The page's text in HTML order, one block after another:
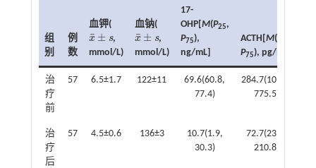
组
别
例
数
血钾(
x
¯ ± s
x¯ ±s
,
mmol/L)
血钠(
x
¯ ± s
x¯ ±s
,
mmol/L)
17-
OHP[M(P25,
P75),
ng/mL]
ACTH[M(P
P75), pg/mL]
治
疗
前
57 6.5±1.7 122±11
69.6(60.8,
77.4)
284.7(109.6,
775.5)
治
疗
后
57 4.5±0.6 136±3
10.7(1.9,
30.3)
72.7(23.4,
210.8)